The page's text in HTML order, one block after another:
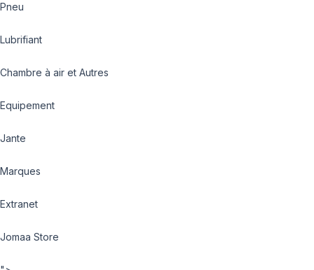
Pneu
Lubrifiant
Chambre à air et Autres
Equipement
Jante
Marques
Extranet
Jomaa Store